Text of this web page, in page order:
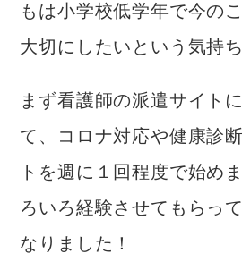
もは小学校低学年で今の
大切にしたいという気持
まず看護師の派遣サイト
て、コロナ対応や健康診
トを週に１回程度で始め
ろいろ経験させてもらっ
なりました！